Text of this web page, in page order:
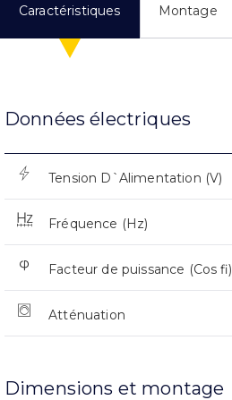
Caractéristiques Montage
Données électriques
Tension D`Alimentation (V)
Fréquence (Hz)
Facteur de puissance (Cos fi)
Atténuation
Dimensions et montage